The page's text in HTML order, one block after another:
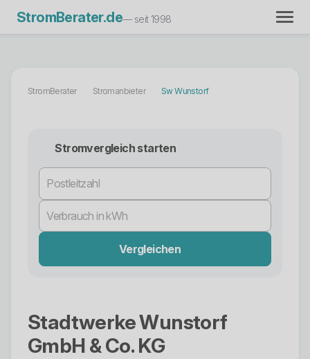
StromBerater.de— seit 1998
StromBerater Stromanbieter Sw Wunstorf
Stromvergleich starten
Vergleichen
Stadtwerke Wunstorf
GmbH & Co. KG